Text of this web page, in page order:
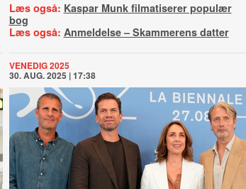
Læs også: Kaspar Munk filmatiserer populær
bog
Læs også: Anmeldelse – Skammerens datter
VENEDIG 2025
30. AUG. 2025 | 17:38